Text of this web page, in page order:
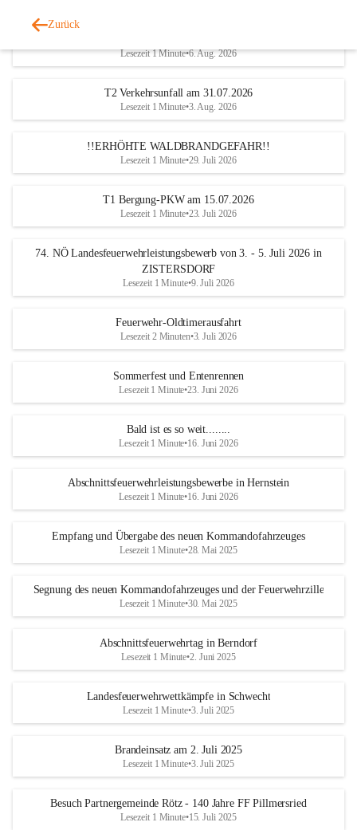
Zurück
Lesezeit 1 Minute•6. Aug. 2026
T2 Verkehrsunfall am 31.07.2026
Lesezeit 1 Minute•3. Aug. 2026
!!ERHÖHTE WALDBRANDGEFAHR!!
Lesezeit 1 Minute•29. Juli 2026
T1 Bergung-PKW am 15.07.2026
Lesezeit 1 Minute•23. Juli 2026
74. NÖ Landesfeuerwehrleistungsbewerb von 3. - 5. Juli 2026 in
ZISTERSDORF
Lesezeit 1 Minute•9. Juli 2026
Feuerwehr-Oldtimerausfahrt
Lesezeit 2 Minuten•3. Juli 2026
Sommerfest und Entenrennen
Lesezeit 1 Minute•23. Juni 2026
Bald ist es so weit........
Lesezeit 1 Minute•16. Juni 2026
Abschnittsfeuerwehrleistungsbewerbe in Hernstein
Lesezeit 1 Minute•16. Juni 2026
Empfang und Übergabe des neuen Kommandofahrzeuges
Lesezeit 1 Minute•28. Mai 2025
Segnung des neuen Kommandofahrzeuges und der Feuerwehrzille
Lesezeit 1 Minute•30. Mai 2025
Abschnittsfeuerwehrtag in Berndorf
Lesezeit 1 Minute•2. Juni 2025
Landesfeuerwehrwettkämpfe in Schwecht
Lesezeit 1 Minute•3. Juli 2025
Brandeinsatz am 2. Juli 2025
Lesezeit 1 Minute•3. Juli 2025
Besuch Partnergemeinde Rötz - 140 Jahre FF Pillmersried
Lesezeit 1 Minute•15. Juli 2025